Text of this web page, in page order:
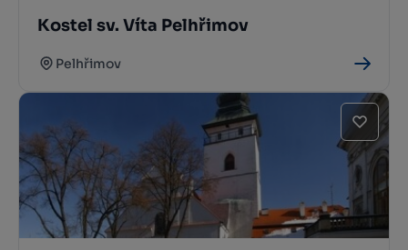
Kostel sv. Víta Pelhřimov
Pelhřimov